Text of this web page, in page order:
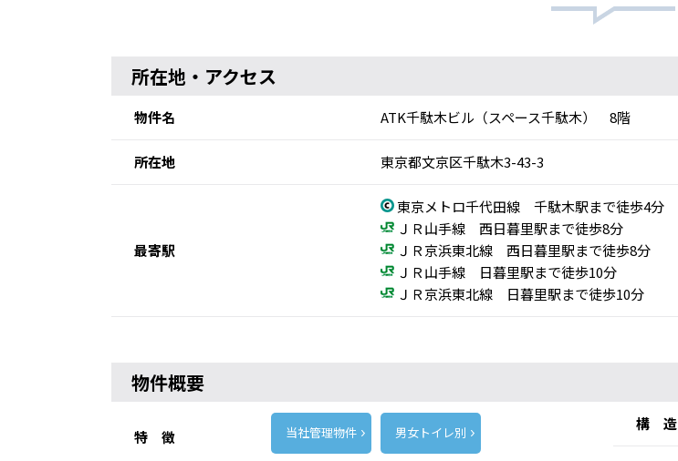
所在地・アクセス
物件名 ATK千駄木ビル（スペース千駄木） 8階
所在地 東京都文京区千駄木3-43-3
最寄駅
東京メトロ千代田線 千駄木駅まで徒歩4分
ＪＲ山手線 西日暮里駅まで徒歩8分
ＪＲ京浜東北線 西日暮里駅まで徒歩8分
ＪＲ山手線 日暮里駅まで徒歩10分
ＪＲ京浜東北線 日暮里駅まで徒歩10分
物件概要
特 徴 当社管理物件 男女トイレ別 構 造